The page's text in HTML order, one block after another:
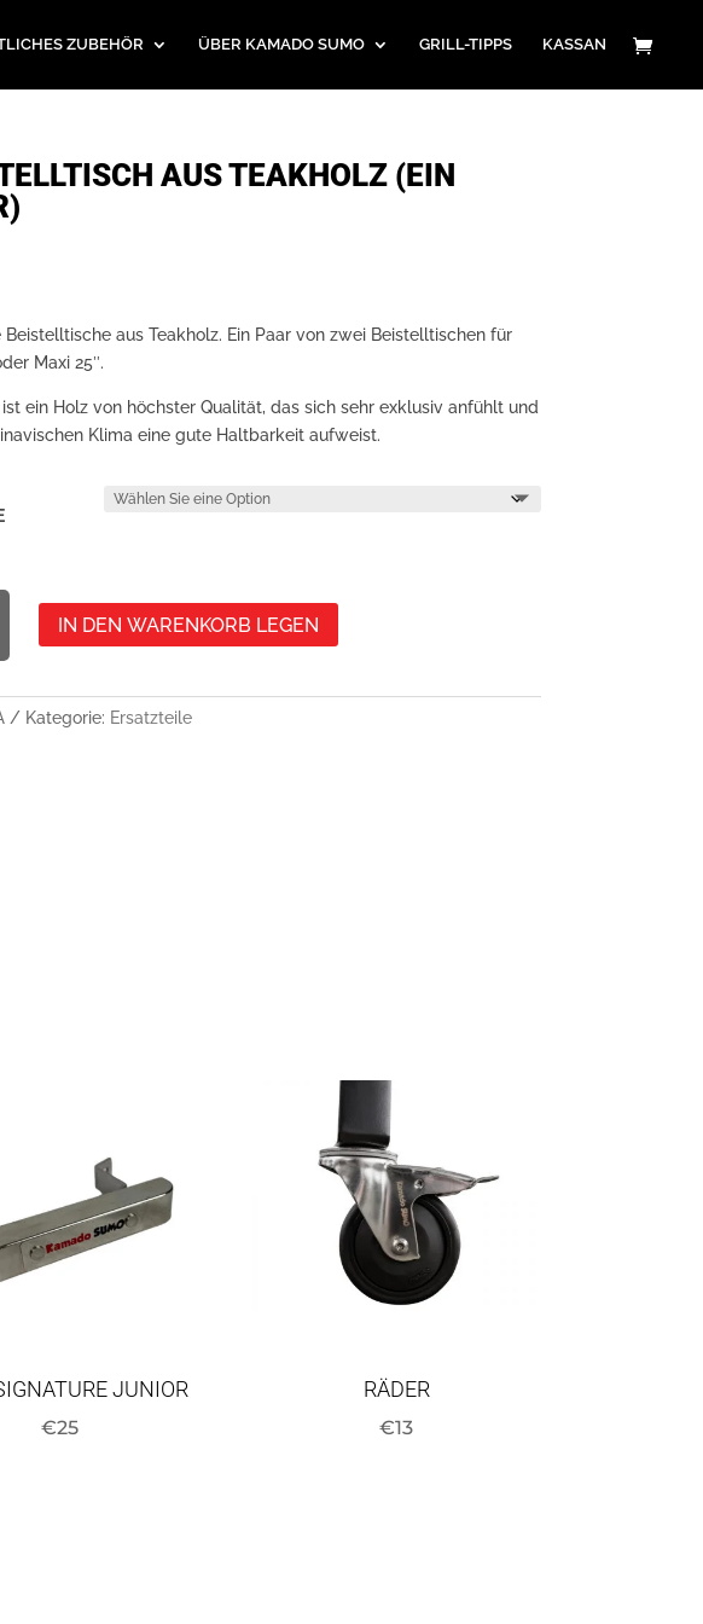
ZUBEHÖR ÜBER KAMADO SUMO GRILL-TIPPS KASSAN
AUS TEAKHOLZ (EIN
Beistelltische aus Teakholz. Ein Paar von zwei Beistelltischen für
Maxi 25″.
ein Holz von höchster Qualität, das sich sehr exklusiv anfühlt und
Klima eine gute Haltbarkeit aufweist.
IN DEN WARENKORB LEGEN
Kategorie: Ersatzteile
JUNIOR
€25
RÄDER
€13